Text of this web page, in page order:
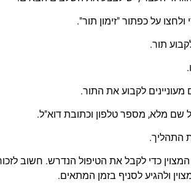
על כפתור "זימון תור".
תור.
לקבוע את התור.
שם מלא, מספר טלפון וכתובת דוא"ל.
התהליך.
המצוין כדי לקבל את הטיפול הנדרש. חשוב
ולהגיע לסניף בזמן המתאים.